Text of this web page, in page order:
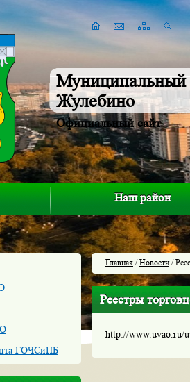
Муниципальный
Жулебино
Официальный сайт
Наш район
ГОЧСиПБ
Главная /Новости/
Реестры
http://www.uvao.ru/